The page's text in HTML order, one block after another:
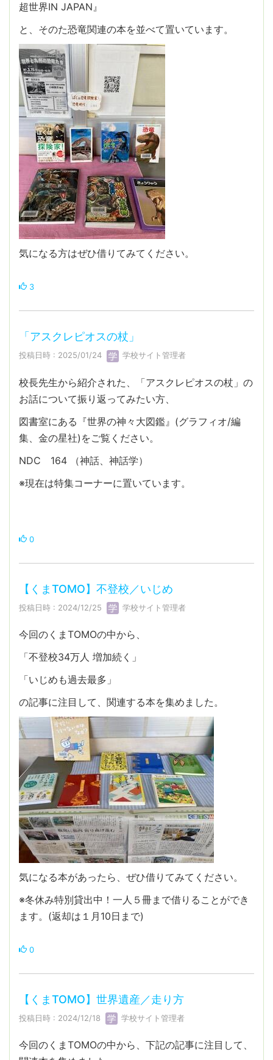
超世界IN JAPAN』
と、そのた恐竜関連の本を並べて置いています。
気になる方はぜひ借りてみてください。
3
「アスクレピオスの杖」
投稿日時 : 2025/01/24 学校サイト管理者
校長先生から紹介された、「アスクレピオスの杖」の
お話について振り返ってみたい方、
図書室にある『世界の神々大図鑑』(グラフィオ/編
集、金の星社)をご覧ください。
NDC 164 （神話、神話学）
※現在は特集コーナーに置いています。
0
【くまTOMO】不登校／いじめ
投稿日時 : 2024/12/25 学校サイト管理者
今回のくまTOMOの中から、
「不登校34万人 増加続く」
「いじめも過去最多」
の記事に注目して、関連する本を集めました。
気になる本があったら、ぜひ借りてみてください。
※冬休み特別貸出中！一人５冊まで借りることができ
ます。(返却は１月10日まで)
0
【くまTOMO】世界遺産／走り方
投稿日時 : 2024/12/18 学校サイト管理者
今回のくまTOMOの中から、下記の記事に注目して、